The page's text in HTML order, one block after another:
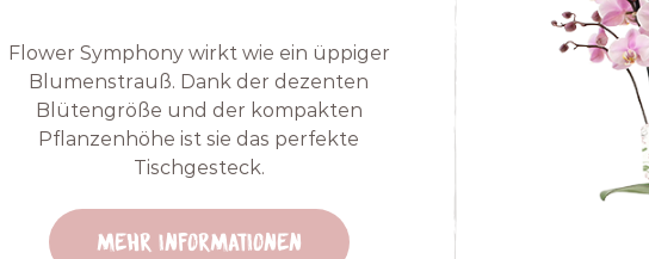
Flower Symphony wirkt wie ein üppiger
Blumenstrauß. Dank der dezenten
Blütengröße und der kompakten
Pflanzenhöhe ist sie das perfekte
Tischgesteck.
Mehr Informationen